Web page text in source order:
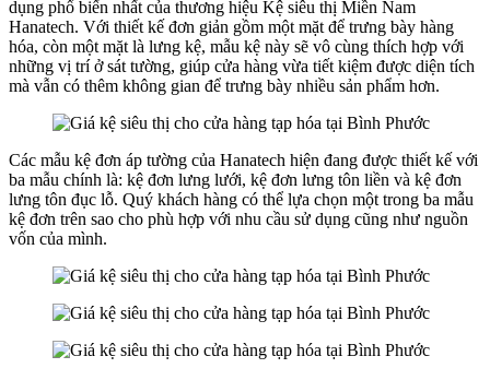
dụng phổ biến nhất của thương hiệu Kệ siêu thị Miền Nam
Hanatech. Với thiết kế đơn giản gồm một mặt để trưng bày hàng
hóa, còn một mặt là lưng kệ, mẫu kệ này sẽ vô cùng thích hợp với
những vị trí ở sát tường, giúp cửa hàng vừa tiết kiệm được diện tích
mà vẫn có thêm không gian để trưng bày nhiều sản phẩm hơn.
Các mẫu kệ đơn áp tường của Hanatech hiện đang được thiết kế với
ba mẫu chính là: kệ đơn lưng lưới, kệ đơn lưng tôn liền và kệ đơn
lưng tôn đục lỗ. Quý khách hàng có thể lựa chọn một trong ba mẫu
kệ đơn trên sao cho phù hợp với nhu cầu sử dụng cũng như nguồn
vốn của mình.